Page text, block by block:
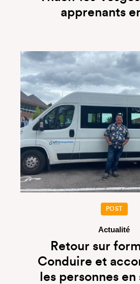
apprenants
POST
Actualité
Retour sur
Conduire et
les personnes